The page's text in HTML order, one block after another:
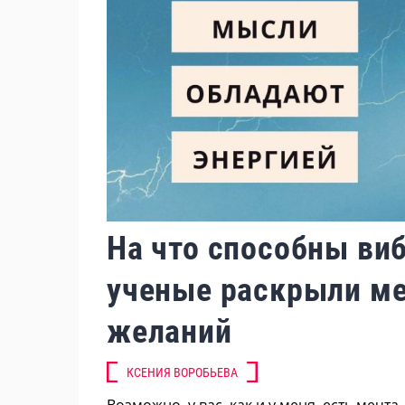
На что способны
ученые раскрыли
желаний
КСЕНИЯ ВОРОБЬЕВА